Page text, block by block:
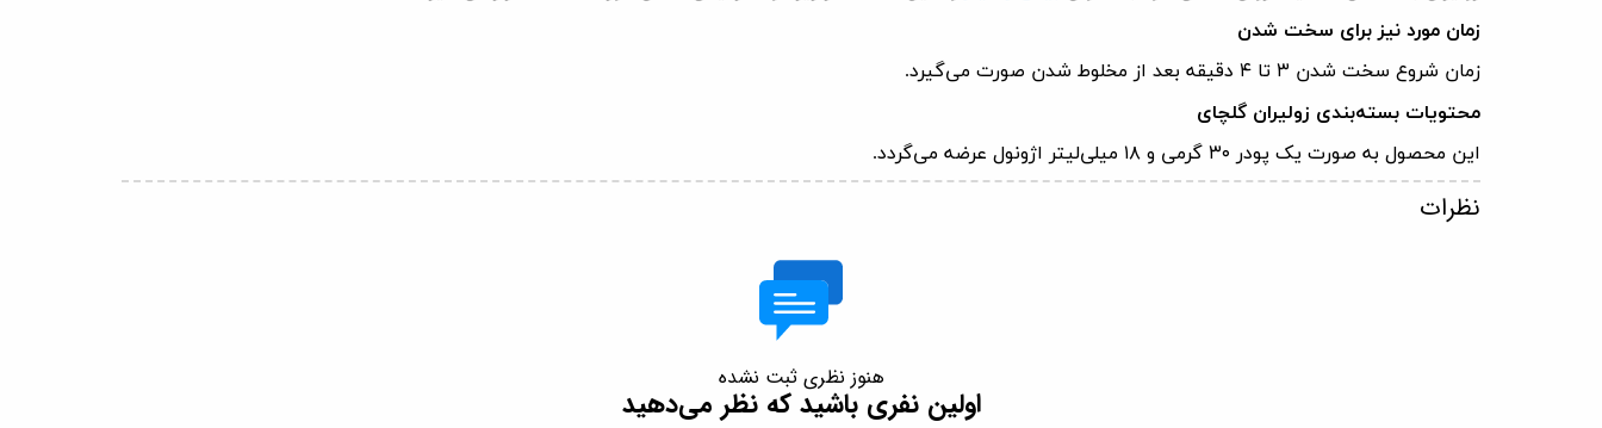
زمان مورد نیز برای سخت شدن
زمان شروع سخت شدن ۳ تا ۴ دقیقه بعد از مخلوط شدن صورت می‌گیرد.
محتویات بسته‌بندی زولیران گلچای
این محصول به صورت یک پودر ۳۰ گرمی و ۱۸ میلی‌لیتر اژونول عرضه می‌گردد.
نظرات
هنوز نظری ثبت نشده
اولین نفری باشید که نظر می‌دهید